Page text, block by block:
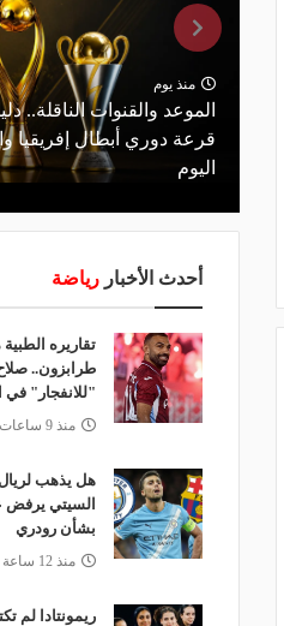
منذ يوم
الموعد والقنوات الناقلة..
قرعة دوري أبطال إفريقيا
اليوم
أحدث الأخبار رياضة
تقاريره
طرابزون..
"للانفجار" في
منذ 9 ساعات
هل يذهب
السيتي
بشأن رودري
منذ 12 ساعة
ريمونتادا لم